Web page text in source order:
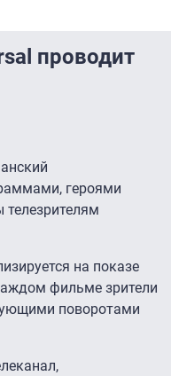
проводит
героями
телезрителям
на показе
фильме зрители
поворотами